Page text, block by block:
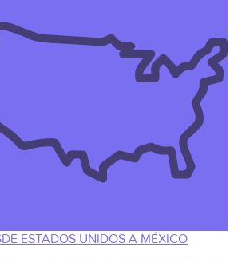
ESTADOS UNIDOS A MÉXICO